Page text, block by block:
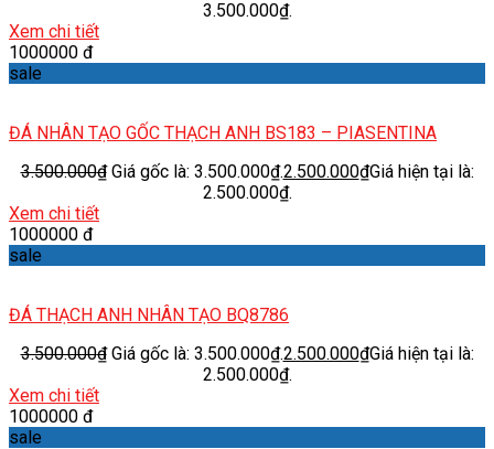
3.500.000₫.
Xem chi tiết
1000000 đ
sale
ĐÁ NHÂN TẠO GỐC THẠCH ANH BS183 – PIASENTINA
3.500.000₫ Giá gốc là: 3.500.000₫.2.500.000₫Giá hiện tại là:
2.500.000₫.
Xem chi tiết
1000000 đ
sale
ĐÁ THẠCH ANH NHÂN TẠO BQ8786
3.500.000₫ Giá gốc là: 3.500.000₫.2.500.000₫Giá hiện tại là:
2.500.000₫.
Xem chi tiết
1000000 đ
sale